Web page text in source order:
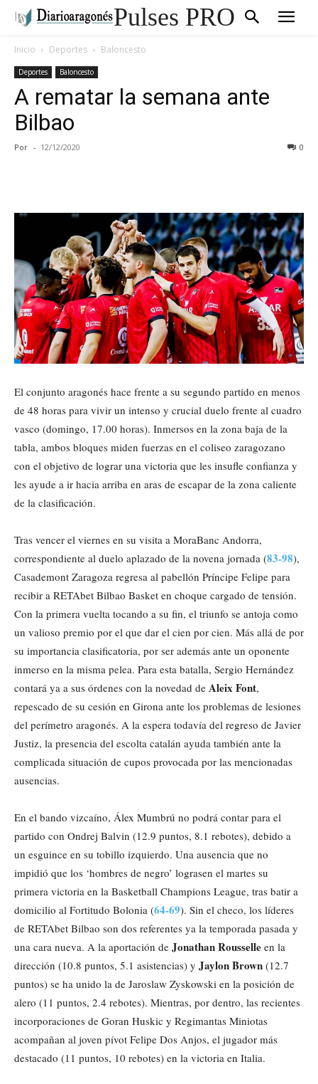
Pulses PRO
Inicio Deportes Baloncesto
Deportes Baloncesto
A rematar la semana ante
Bilbao
Por - 12/12/2020 0
El conjunto aragonés hace frente a su segundo partido en menos
de 48 horas para vivir un intenso y crucial duelo frente al cuadro
vasco (domingo, 17.00 horas). Inmersos en la zona baja de la
tabla, ambos bloques miden fuerzas en el coliseo zaragozano
con el objetivo de lograr una victoria que les insufle confianza y
les ayude a ir hacia arriba en aras de escapar de la zona caliente
de la clasificación.
Tras vencer el viernes en su visita a MoraBanc Andorra,
correspondiente al duelo aplazado de la novena jornada (83-98),
Casademont Zaragoza regresa al pabellón Príncipe Felipe para
recibir a RETAbet Bilbao Basket en choque cargado de tensión.
Con la primera vuelta tocando a su fin, el triunfo se antoja como
un valioso premio por el que dar el cien por cien. Más allá de por
su importancia clasificatoria, por ser además ante un oponente
inmerso en la misma pelea. Para esta batalla, Sergio Hernández
contará ya a sus órdenes con la novedad de Aleix Font,
repescado de su cesión en Girona ante los problemas de lesiones
del perímetro aragonés. A la espera todavía del regreso de Javier
Justiz, la presencia del escolta catalán ayuda también ante la
complicada situación de cupos provocada por las mencionadas
ausencias.
En el bando vizcaíno, Álex Mumbrú no podrá contar para el
partido con Ondrej Balvin (12.9 puntos, 8.1 rebotes), debido a
un esguince en su tobillo izquierdo. Una ausencia que no
impidió que los ‘hombres de negro’ lograsen el martes su
primera victoria en la Basketball Champions League, tras batir a
domicilio al Fortitudo Bolonia (64-69). Sin el checo, los líderes
de RETAbet Bilbao son dos referentes ya la temporada pasada y
una cara nueva. A la aportación de Jonathan Rousselle en la
dirección (10.8 puntos, 5.1 asistencias) y Jaylon Brown (12.7
puntos) se ha unido la de Jaroslaw Zyskowski en la posición de
alero (11 puntos, 2.4 rebotes). Mientras, por dentro, las recientes
incorporaciones de Goran Huskic y Regimantas Miniotas
acompañan al joven pívot Felipe Dos Anjos, el jugador más
destacado (11 puntos, 10 rebotes) en la victoria en Italia.